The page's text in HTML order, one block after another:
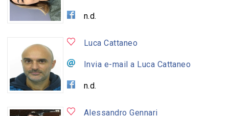
n.d.
Luca Cattaneo
Invia e-mail a Luca Cattaneo
n.d.
Alessandro Gennari